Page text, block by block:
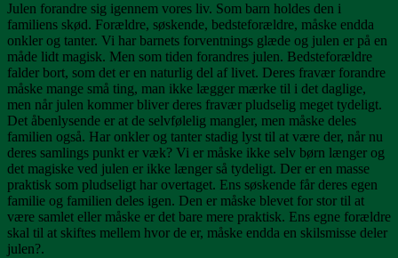
Julen forandre sig igennem vores liv. Som barn holdes den i
familiens skød. Forældre, søskende, bedsteforældre, måske endda
onkler og tanter. Vi har barnets forventnings glæde og julen er på en
måde lidt magisk. Men som tiden forandres julen. Bedsteforældre
falder bort, som det er en naturlig del af livet. Deres fravær forandre
måske mange små ting, man ikke lægger mærke til i det daglige,
men når julen kommer bliver deres fravær pludselig meget tydeligt.
Det åbenlysende er at de selvfølelig mangler, men måske deles
familien også. Har onkler og tanter stadig lyst til at være der, når nu
deres samlings punkt er væk? Vi er måske ikke selv børn længer og
det magiske ved julen er ikke længer så tydeligt. Der er en masse
praktisk som pludseligt har overtaget. Ens søskende får deres egen
familie og familien deles igen. Den er måske blevet for stor til at
være samlet eller måske er det bare mere praktisk. Ens egne forældre
skal til at skiftes mellem hvor de er, måske endda en skilsmisse deler
julen?.